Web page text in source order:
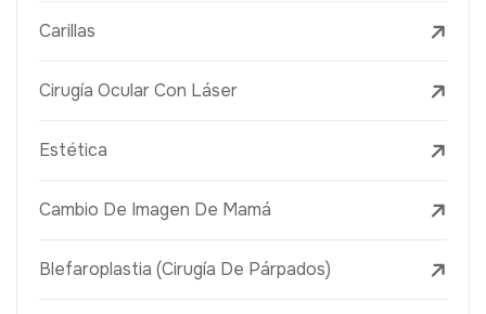
Carillas
Cirugía Ocular Con Láser
Estética
Cambio De Imagen De Mamá
Blefaroplastia (Cirugía De Párpados)